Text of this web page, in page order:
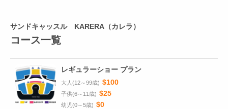
サンドキャッスル KARERA（カレラ）
コース一覧
レギュラーショー プラン
大人(12～99歳) $100
子供(6～11歳) $25
幼児(0～5歳) $0